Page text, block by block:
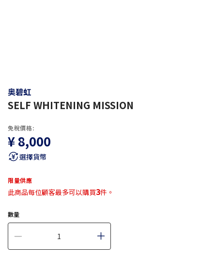
奥碧虹
SELF WHITENING MISSION
免稅價格:
¥ 8,000
選擇貨幣
限量供應
此商品每位顧客最多可以購買3件。
數量